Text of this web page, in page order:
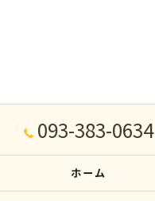
093-383-0634
ホーム